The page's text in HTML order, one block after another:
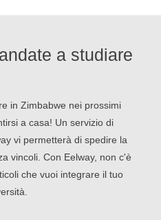
a studiare
in Zimbabwe nei prossimi
a casa! Un servizio di
vi permetterà di spedire la
vincoli. Con Eelway, non c'è
che vuoi integrare il tuo